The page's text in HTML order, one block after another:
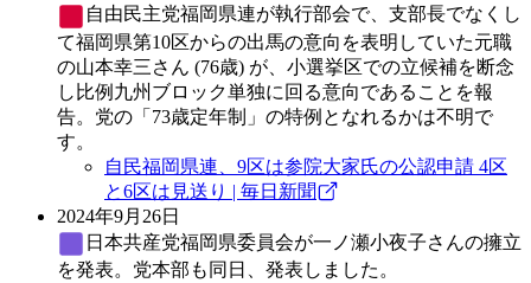
自由民主党福岡県連が執行部会で、支部長でなくし
て福岡県第10区からの出馬の意向を表明していた元職
の山本幸三さん (76歳) が、小選挙区での立候補を断念
し比例九州ブロック単独に回る意向であることを報
告。党の「73歳定年制」の特例となれるかは不明で
す。
自民福岡県連、9区は参院大家氏の公認申請 4区
と6区は見送り | 毎日新聞
2024年9月26日
日本共産党福岡県委員会が一ノ瀬小夜子さんの擁立
を発表。党本部も同日、発表しました。